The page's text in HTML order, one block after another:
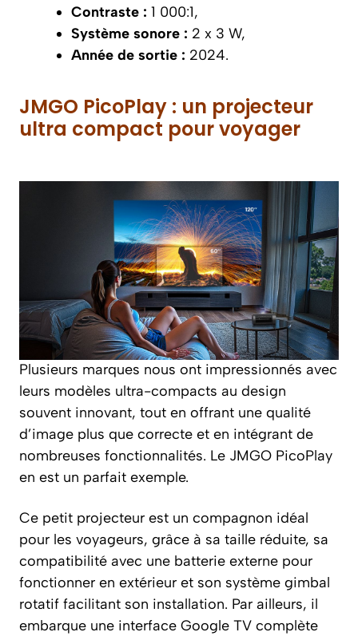
Contraste : 1 000:1,
Système sonore : 2 x 3 W,
Année de sortie : 2024.
JMGO PicoPlay : un projecteur
ultra compact pour voyager
Plusieurs marques nous ont impressionnés avec
leurs modèles ultra-compacts au design
souvent innovant, tout en offrant une qualité
d’image plus que correcte et en intégrant de
nombreuses fonctionnalités. Le JMGO PicoPlay
en est un parfait exemple.
Ce petit projecteur est un compagnon idéal
pour les voyageurs, grâce à sa taille réduite, sa
compatibilité avec une batterie externe pour
fonctionner en extérieur et son système gimbal
rotatif facilitant son installation. Par ailleurs, il
embarque une interface Google TV complète